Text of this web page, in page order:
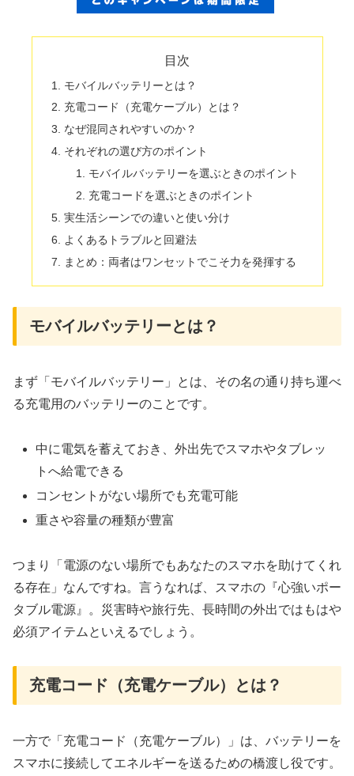
目次
モバイルバッテリーとは？
充電コード（充電ケーブル）とは？
なぜ混同されやすいのか？
それぞれの選び方のポイント
モバイルバッテリーを選ぶときのポイント
充電コードを選ぶときのポイント
実生活シーンでの違いと使い分け
よくあるトラブルと回避法
まとめ：両者はワンセットでこそ力を発揮する
モバイルバッテリーとは？
まず「モバイルバッテリー」とは、その名の通り持ち運べ
る充電用のバッテリーのことです。
中に電気を蓄えておき、外出先でスマホやタブレッ
トへ給電できる
コンセントがない場所でも充電可能
重さや容量の種類が豊富
つまり「電源のない場所でもあなたのスマホを助けてくれ
る存在」なんですね。言うなれば、スマホの『心強いポー
タブル電源』。災害時や旅行先、長時間の外出ではもはや
必須アイテムといえるでしょう。
充電コード（充電ケーブル）とは？
一方で「充電コード（充電ケーブル）」は、バッテリーを
スマホに接続してエネルギーを送るための橋渡し役です。